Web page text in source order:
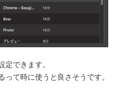
定できます。
って時に使うと良さそうです。